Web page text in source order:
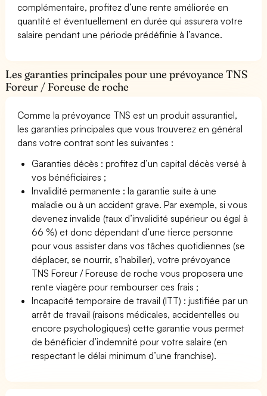
complémentaire, profitez d’une rente améliorée en
quantité et éventuellement en durée qui assurera votre
salaire pendant une période prédéfinie à l’avance.
Les garanties principales pour une prévoyance TNS
Foreur / Foreuse de roche
Comme la prévoyance TNS est un produit assurantiel,
les garanties principales que vous trouverez en général
dans votre contrat sont les suivantes :
Garanties décès : profitez d’un capital décès versé à
vos bénéficiaires ;
Invalidité permanente : la garantie suite à une
maladie ou à un accident grave. Par exemple, si vous
devenez invalide (taux d’invalidité supérieur ou égal à
66 %) et donc dépendant d’une tierce personne
pour vous assister dans vos tâches quotidiennes (se
déplacer, se nourrir, s’habiller), votre prévoyance
TNS Foreur / Foreuse de roche vous proposera une
rente viagère pour rembourser ces frais ;
Incapacité temporaire de travail (ITT) : justifiée par un
arrêt de travail (raisons médicales, accidentelles ou
encore psychologiques) cette garantie vous permet
de bénéficier d’indemnité pour votre salaire (en
respectant le délai minimum d’une franchise).